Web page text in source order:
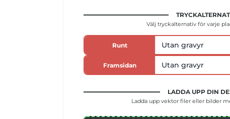
en
Välj tryckalternativ för varje
Runt
Framsidan
LADDA UPP DIN
Ladda upp vektor filer eller bilder